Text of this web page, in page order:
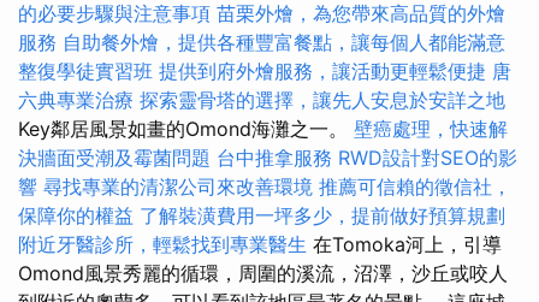
的必要步驟與注意事項 苗栗外燴，為您帶來高品質的外燴
服務 自助餐外燴，提供各種豐富餐點，讓每個人都能滿意
整復學徒實習班 提供到府外燴服務，讓活動更輕鬆便捷 唐
六典專業治療 探索靈骨塔的選擇，讓先人安息於安詳之地
Key鄰居風景如畫的Omond海灘之一。 壁癌處理，快速解
決牆面受潮及霉菌問題 台中推拿服務 RWD設計對SEO的影
響 尋找專業的清潔公司來改善環境 推薦可信賴的徵信社，
保障你的權益 了解裝潢費用一坪多少，提前做好預算規劃
附近牙醫診所，輕鬆找到專業醫生 在Tomoka河上，引導
Omond風景秀麗的循環，周圍的溪流，沼澤，沙丘或咬人